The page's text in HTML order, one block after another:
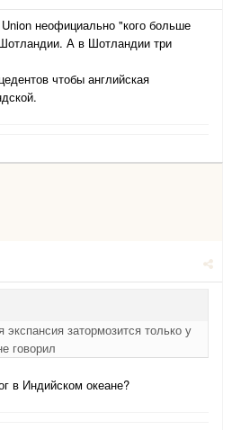
неофициально "кого больше
А в Шотландии три
чтобы английская
экспансия затормозится только у
говорил
в Индийском океане?